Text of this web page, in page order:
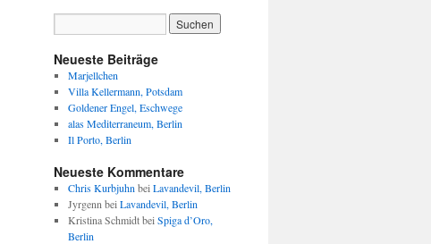
Neueste Beiträge
Marjellchen
Villa Kellermann, Potsdam
Goldener Engel, Eschwege
alas Mediterraneum, Berlin
Il Porto, Berlin
Neueste Kommentare
Chris Kurbjuhn bei Lavandevil, Berlin
Jyrgenn bei Lavandevil, Berlin
Kristina Schmidtbei Spiga d’Oro,
Berlin